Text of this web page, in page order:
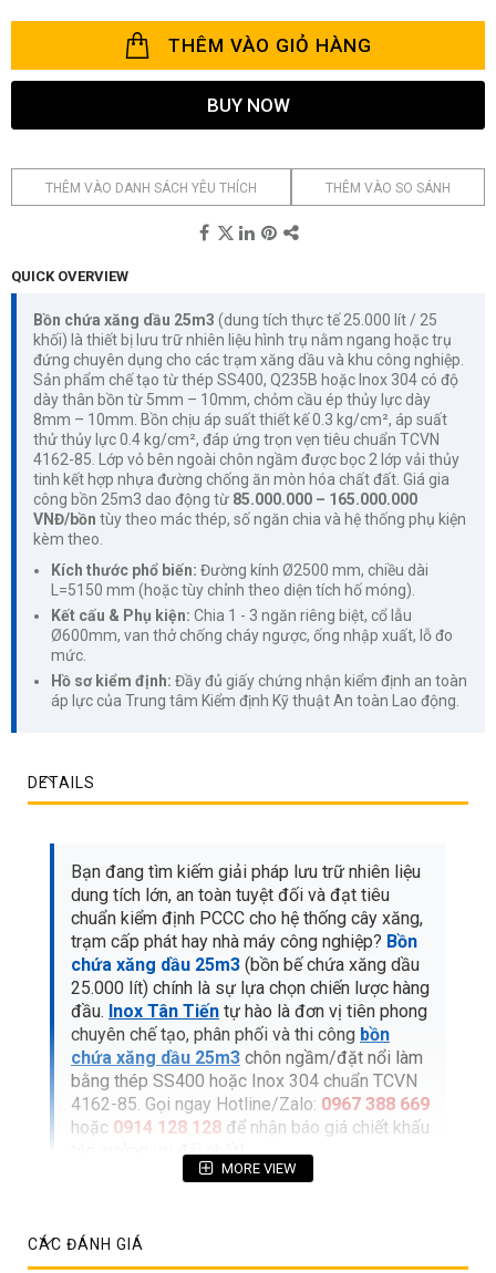
THÊM VÀO GIỎ HÀNG
BUY NOW
THÊM VÀO DANH SÁCH YÊU THÍCH THÊM VÀO SO SÁNH
QUICK OVERVIEW
Bồn chứa xăng dầu 25m3 (dung tích thực tế 25.000 lít / 25
khối) là thiết bị lưu trữ nhiên liệu hình trụ nằm ngang hoặc trụ
đứng chuyên dụng cho các trạm xăng dầu và khu công nghiệp.
Sản phẩm chế tạo từ thép SS400, Q235B hoặc Inox 304 có độ
dày thân bồn từ 5mm – 10mm, chỏm cầu ép thủy lực dày
8mm – 10mm. Bồn chịu áp suất thiết kế 0.3 kg/cm², áp suất
thử thủy lực 0.4 kg/cm², đáp ứng trọn vẹn tiêu chuẩn TCVN
4162-85. Lớp vỏ bên ngoài chôn ngầm được bọc 2 lớp vải thủy
tinh kết hợp nhựa đường chống ăn mòn hóa chất đất. Giá gia
công bồn 25m3 dao động từ 85.000.000 – 165.000.000
VNĐ/bồn tùy theo mác thép, số ngăn chia và hệ thống phụ kiện
kèm theo.
Kích thước phổ biến: Đường kính Ø2500 mm, chiều dài
L=5150 mm (hoặc tùy chỉnh theo diện tích hố móng).
Kết cấu & Phụ kiện: Chia 1 - 3 ngăn riêng biệt, cổ lẫu
Ø600mm, van thở chống cháy ngược, ống nhập xuất, lỗ đo
mức.
Hồ sơ kiểm định: Đầy đủ giấy chứng nhận kiểm định an toàn
áp lực của Trung tâm Kiểm định Kỹ thuật An toàn Lao động.
DETAILS
Bạn đang tìm kiếm giải pháp lưu trữ nhiên liệu
dung tích lớn, an toàn tuyệt đối và đạt tiêu
chuẩn kiểm định PCCC cho hệ thống cây xăng,
trạm cấp phát hay nhà máy công nghiệp? Bồn
chứa xăng dầu 25m3 (bồn bế chứa xăng dầu
25.000 lít) chính là sự lựa chọn chiến lược hàng
đầu. Inox Tân Tiến tự hào là đơn vị tiên phong
chuyên chế tạo, phân phối và thi công bồn
chứa xăng dầu 25m3 chôn ngầm/đặt nổi làm
bằng thép SS400 hoặc Inox 304 chuẩn TCVN
4162-85. Gọi ngay Hotline/Zalo: 0967 388 669
hoặc 0914 128 128 để nhận báo giá chiết khấu
tận xưởng ưu đãi nhất!
MỤC LỤC BÀI VIẾT CHI TIẾT
MORE VIEW
CÁC ĐÁNH GIÁ